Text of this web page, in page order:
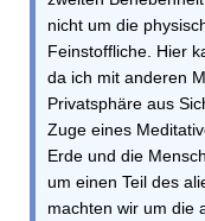
nicht um die
Feinstoffliche. Hier
da ich mit anderen
Privatsphäre aus
Zuge eines
Erde und die
um einen Teil des
machten wir um die